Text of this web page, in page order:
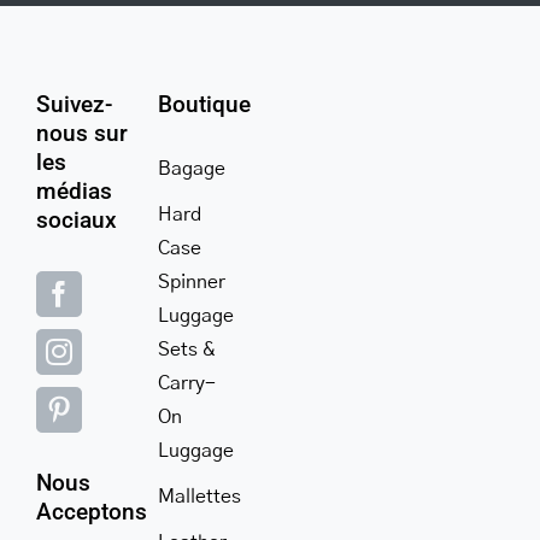
Suivez-
nous sur
les
médias
sociaux
Nous
Acceptons
Boutique
Bagage
Hard
Case
Spinner
Luggage
Sets &
Carry-
On
Luggage
Mallettes